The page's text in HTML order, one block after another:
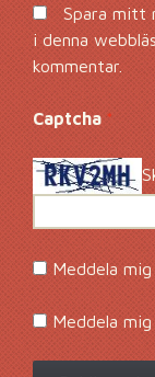
Spara mitt
i denna
kommentar.
Captcha*
Meddela
Meddela